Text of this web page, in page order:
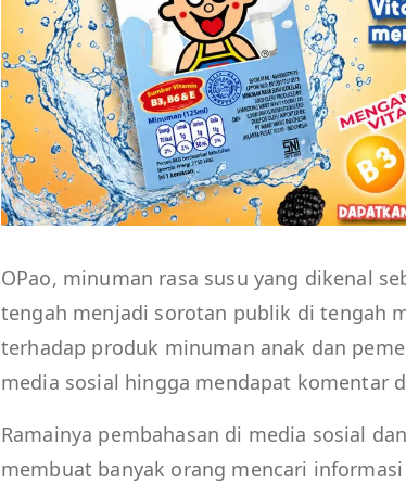
OPao, minuman rasa susu yang dikenal
tengah menjadi sorotan publik di tengah
terhadap produk minuman anak dan
media sosial hingga mendapat komentar
Ramainya pembahasan di media sosial
membuat banyak orang mencari